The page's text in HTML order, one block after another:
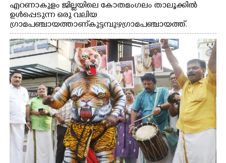
എറണാകുളം ജില്ലയിലെ കോതമംഗലം താലൂക്കിൽ
ഉൾപ്പെടുന്ന ഒരു വലിയ
ഗ്രാമപഞ്ചായത്താണ് കുട്ടമ്പുഴ ഗ്രാമ പഞ്ചായത്ത്.
ആദിവാസി ഊരുകളായ വെള്ളാരംകുത്ത്, കത്തിപ്പാറ,
ഉറിയംപെട്ടി, തേക്കല്ല്, വെട്ടിക്കല്ല്, മഞ്ചപ്പാറ എന്നീ ആറു
സ്ഥലങ്ങളിലേക്കുള്ള പ്രധാന സഞ്ചാര മാർഗമാണ് ഈ
കാണുന്ന കടത്ത് വള്ളം